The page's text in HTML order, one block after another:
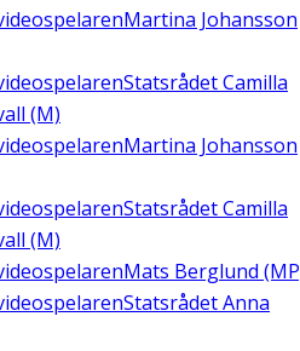
Martina Johansson
Statsrådet Camilla
(M)
Martina Johansson
Statsrådet Camilla
(M)
Mats Berglund
Statsrådet Anna